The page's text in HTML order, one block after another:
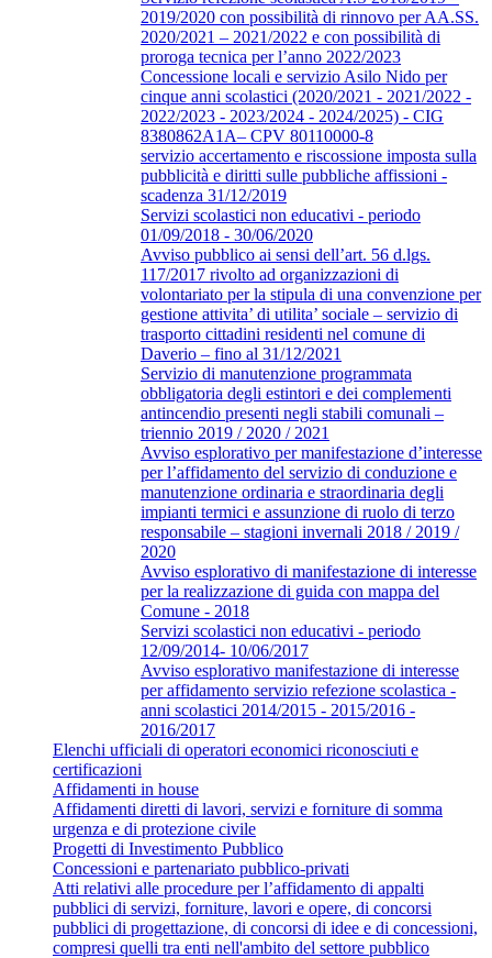
2019/2020 con possibilità di rinnovo per AA.SS.
2020/2021 – 2021/2022 e con possibilità di
proroga tecnica per l’anno 2022/2023
Concessione locali e servizio Asilo Nido per
cinque anni scolastici (2020/2021 - 2021/2022 -
2022/2023 - 2023/2024 - 2024/2025) - CIG
8380862A1A– CPV 80110000-8
servizio accertamento e riscossione imposta sulla
pubblicità e diritti sulle pubbliche affissioni -
scadenza 31/12/2019
Servizi scolastici non educativi - periodo
01/09/2018 - 30/06/2020
Avviso pubblico ai sensi dell’art. 56 d.lgs.
117/2017 rivolto ad organizzazioni di
volontariato per la stipula di una convenzione per
gestione attivita’ di utilita’ sociale – servizio di
trasporto cittadini residenti nel comune di
Daverio – fino al 31/12/2021
Servizio di manutenzione programmata
obbligatoria degli estintori e dei complementi
antincendio presenti negli stabili comunali –
triennio 2019 / 2020 / 2021
Avviso esplorativo per manifestazione d’interesse
per l’affidamento del servizio di conduzione e
manutenzione ordinaria e straordinaria degli
impianti termici e assunzione di ruolo di terzo
responsabile – stagioni invernali 2018 / 2019 /
2020
Avviso esplorativo di manifestazione di interesse
per la realizzazione di guida con mappa del
Comune - 2018
Servizi scolastici non educativi - periodo
12/09/2014- 10/06/2017
Avviso esplorativo manifestazione di interesse
per affidamento servizio refezione scolastica -
anni scolastici 2014/2015 - 2015/2016 -
2016/2017
Elenchi ufficiali di operatori economici riconosciuti e
certificazioni
Affidamenti in house
Affidamenti diretti di lavori, servizi e forniture di somma
urgenza e di protezione civile
Progetti di Investimento Pubblico
Concessioni e partenariato pubblico-privati
Atti relativi alle procedure per l’affidamento di appalti
pubblici di servizi, forniture, lavori e opere, di concorsi
pubblici di progettazione, di concorsi di idee e di concessioni,
compresi quelli tra enti nell'ambito del settore pubblico